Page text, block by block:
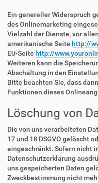
Ein genereller Widerspruch
des Onlinemarketing
Vielzahl der Dienste, vor
amerikanische Seite http://
EU-Seite http://
Weiteren kann die
Abschaltung in den
Bitte beachten Sie, dass
Funktionen dieses
Löschung von
Die von uns verarbeiteten
17 und 18 DSGVO gelöscht
eingeschränkt. Sofern nicht
Datenschutzerklärung
uns gespeicherten Daten
Zweckbestimmung nicht